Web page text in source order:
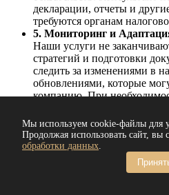
декларации, отчеты и
требуются органам
5. Мониторинг и
Наши услуги не
стратегий и подготовки
следить за изменениями в
обновлениями, которые
компанию. При
6. Решение Налоговых
В случае возникновения
или других сложных
на вашей стороне. Он
в решении возникших
Мы используем cookie-файлы для
Продолжая использовать сайт, вы
обработки данных.